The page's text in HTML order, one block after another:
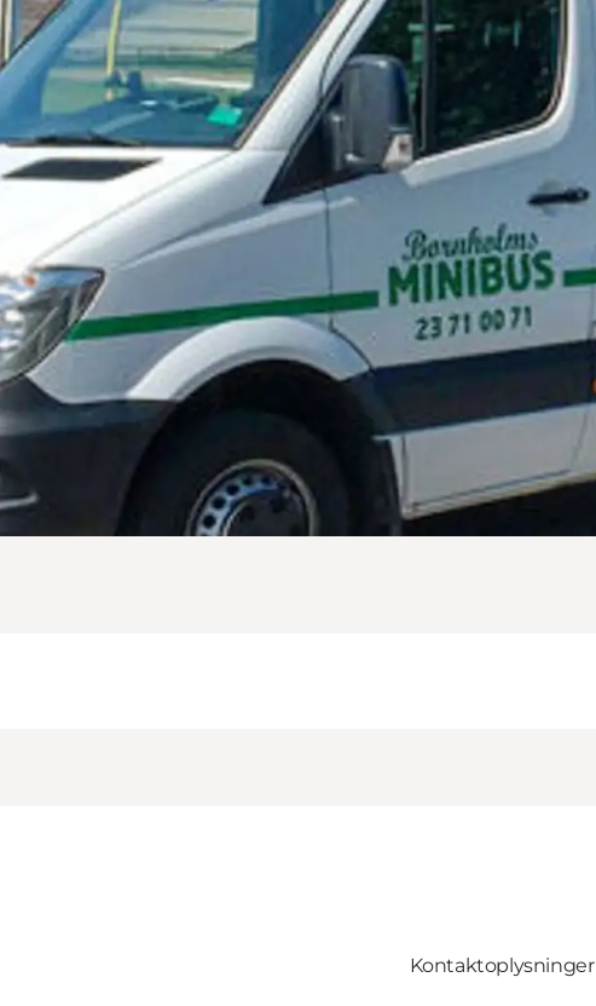
Kontaktoplysninger